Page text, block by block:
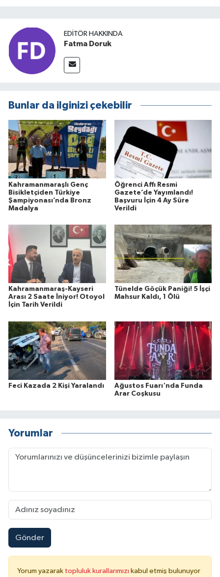
EDITÖR HAKKINDA
Fatma Doruk
Bunlar da ilginizi çekebilir
Kahramanmaraşlı Genç
Bisikletçiden Türkiye
Şampiyonası’nda Bronz
Madalya
Öğrenci Affı Resmi
Gazete’de Yayımlandı!
Başvuru İçin 4 Ay Süre
Verildi
Kahramanmaraş-Kayseri
Arası 2 Saate İniyor! Otoyol
İçin Tarih Verildi
Tünelde Göçük Paniği! 5 İşçi
Mahsur Kaldı, 1 Ölü
Feci Kazada 2 Kişi Yaralandı
Ağustos Fuarı'nda Funda
Arar Coşkusu
Yorumlar
Gönder
Yorum yazarak topluluk kurallarımızı kabul etmiş bulunuyor